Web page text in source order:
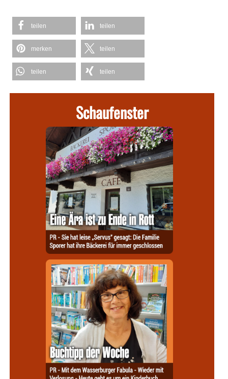
teilen teilen
merken teilen
teilen teilen
Schaufenster